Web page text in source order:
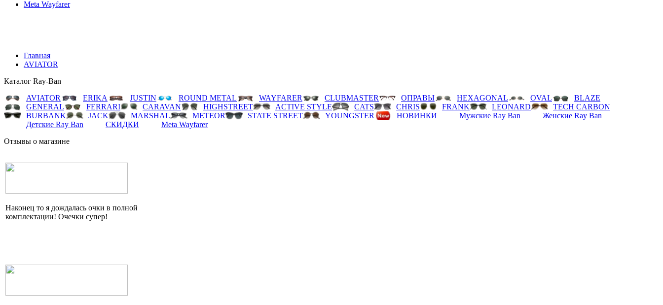
Meta Wayfarer
Главная
AVIATOR
Каталог Ray-Ban
AVIATOR
ERIKA JUSTIN ROUND METAL WAYFARER CLUBMASTER ОПРАВЫ HEXAGONAL OVAL
BLAZE
GENERAL
FERRARI CARAVAN HIGHSTREET ACTIVE STYLE CATS CHRIS FRANK LEONARD
TECH CARBON
BURBANK
JACK MARSHAL METEOR STATE STREET YOUNGSTER НОВИНКИ Мужские Ray Ban
Женские Ray Ban
Детские Ray Ban
СКИДКИ
Meta Wayfarer
Отзывы о магазине
Наконец то я дождалась очки в полной
комплектации! Очечки супер!